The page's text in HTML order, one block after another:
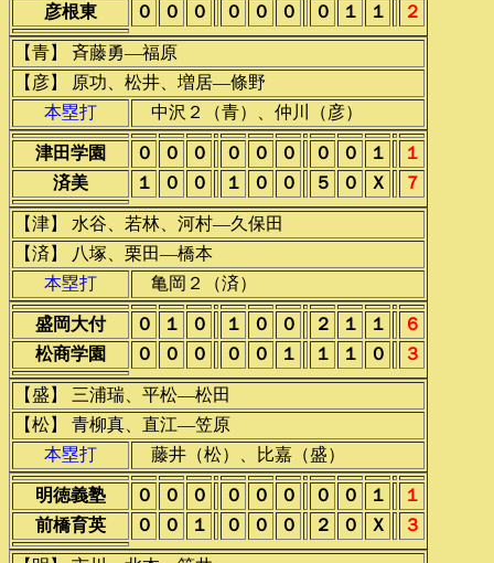
彦根東
０ ０ ０ ０ ０ ０ ０ １ １ ２
【青】 斉藤勇―福原
【彦】 原功、松井、増居―條野
本塁打
中沢２（青）、仲川（彦）
津田学園 ０ ０ ０ ０ ０ ０ ０ ０ １
１
済美
１ ０ ０ １ ０ ０ ５ ０ Ｘ ７
【津】 水谷、若林、河村―久保田
【済】 八塚、栗田―橋本
本塁打
亀岡２（済）
盛岡大付 ０ １ ０ １ ０ ０ ２ １ １
６
松商学園
０ ０ ０ ０ ０ １ １ １ ０ ３
【盛】 三浦瑞、平松―松田
【松】 青柳真、直江―笠原
本塁打
藤井（松）、比嘉（盛）
明徳義塾 ０ ０ ０ ０ ０ ０ ０ ０ １
１
前橋育英
０ ０ １ ０ ０ ０ ２ ０ Ｘ ３